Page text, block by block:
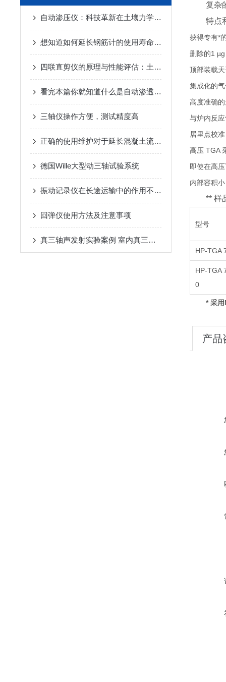
自动渗压仪：科技革新在土壤力学测试中的应用
想知道如何延长钢筋计的使用寿命不妨看看本篇吧
四联直剪仪的原理与性能评估：土壤力学研究的新工具
看完本篇你就知道什么是自动渗透仪了
三轴仪操作方便，测试精度高
正确的使用维护对于延长混凝土流变仪使用寿命是很关键的
德国Wille大型动三轴试验系统
振动记录仪在长途运输中的作用不容小觑
回弹仪使用方法及注意事项
真三轴声发射实验案例 室内真三轴水压致裂模拟实验中的岩石特性
复杂的
特点
获得专有*
删除的1
顶部装载
集成化的
高度准确
与炉内反
居里点校
高压 TGA
即使在高
内部容积
** 样品
型号
HP-TGA
HP-TGA
0
*采用
产品